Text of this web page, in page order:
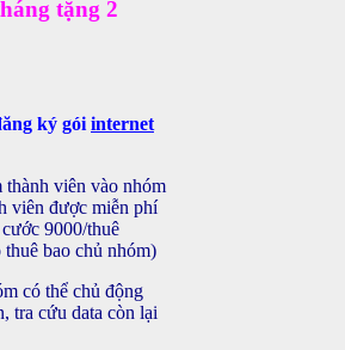
tặng 2
ký gói internet
viên vào nhóm
viên được miễn phí
9000/thuê
bao chủ nhóm)
có thể chủ động
tra cứu data còn lại